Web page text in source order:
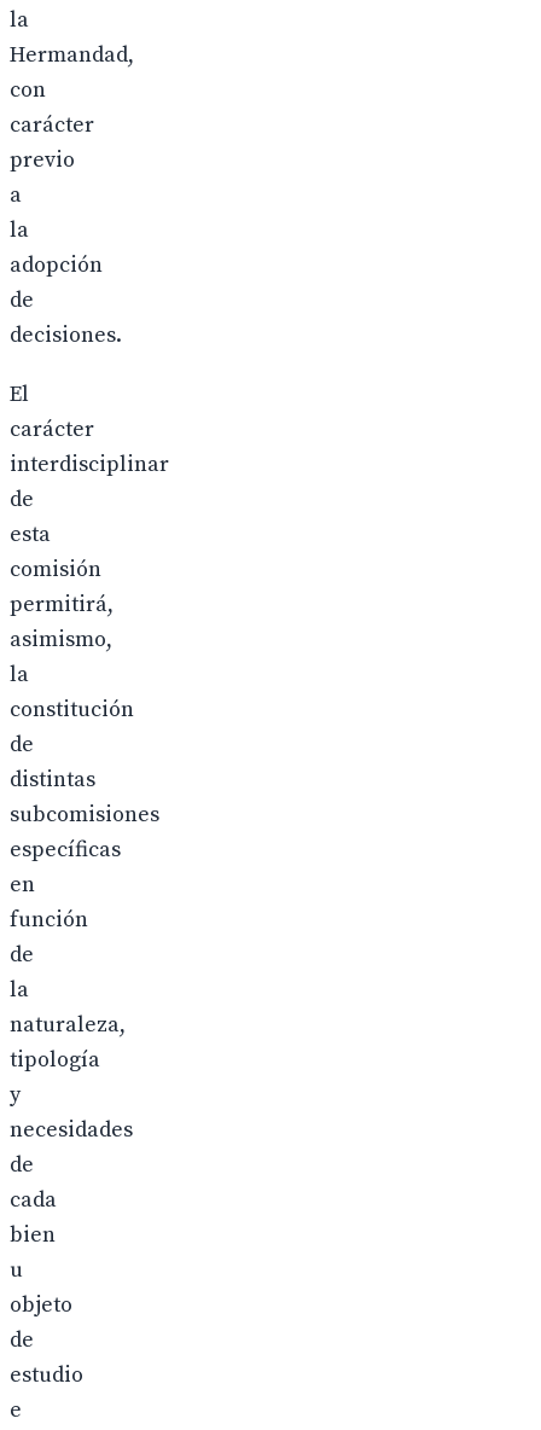
la
Hermandad,
con
carácter
previo
a
la
adopción
de
decisiones.
El
carácter
interdisciplinar
de
esta
comisión
permitirá,
asimismo,
la
constitución
de
distintas
subcomisiones
específicas
en
función
de
la
naturaleza,
tipología
y
necesidades
de
cada
bien
u
objeto
de
estudio
e